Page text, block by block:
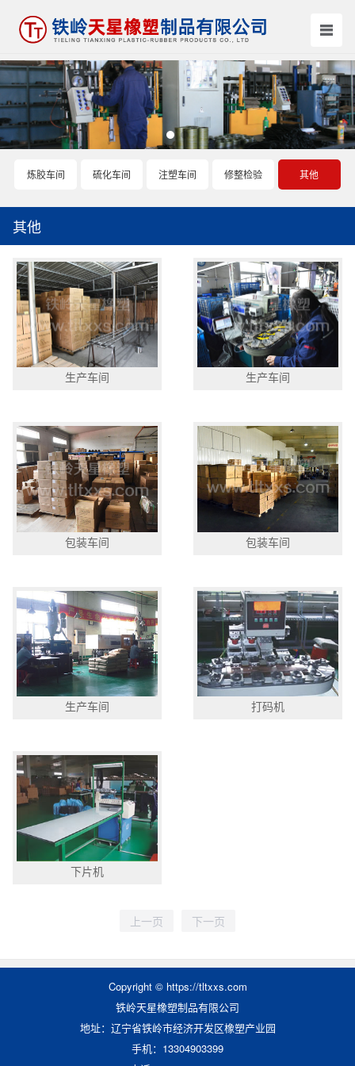
炼胶车间 硫化车间 注塑车间 修整检验 其他
其他
生产车间 生产车间
包装车间 包装车间
生产车间 打码机
下片机
Copyright © https://tltxxs.com
铁岭天星橡塑制品有限公司
地址：辽宁省铁岭市经济开发区橡塑产业园
手机：13304903399